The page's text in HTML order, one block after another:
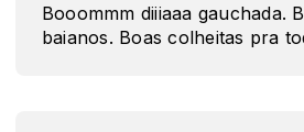
Booommm diiiaaa gauchada.
baianos. Boas colheitas pra